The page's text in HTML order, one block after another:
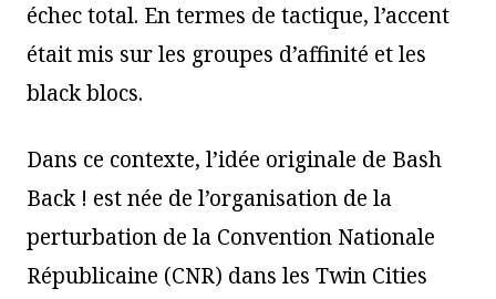
échec total. En termes de tactique, l’accent
était mis sur les groupes d’affinité et les
black blocs.
Dans ce contexte, l’idée originale de Bash
Back ! est née de l’organisation de la
perturbation de la Convention Nationale
Républicaine (CNR) dans les Twin Cities